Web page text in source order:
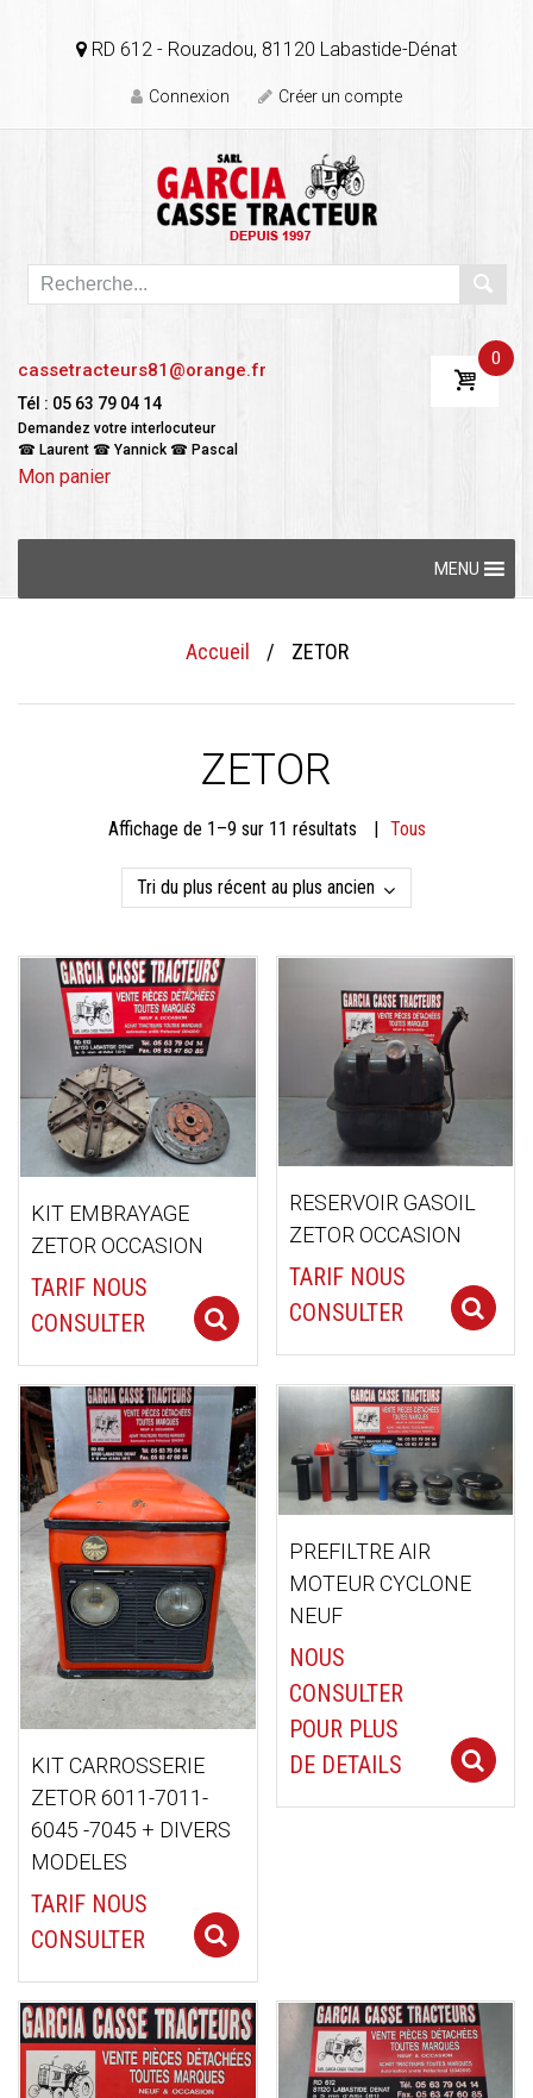
RD 612 - Rouzadou, 81120 Labastide-Dénat
Connexion Créer un compte
cassetracteurs81@orange.fr
Tél : 05 63 79 04 14
Demandez votre interlocuteur
☎ Laurent ☎ Yannick ☎ Pascal
Mon panier
0
MENU
Accueil / ZETOR
ZETOR
Affichage de 1–9 sur 11 résultatsTrié
du
plus
au
plus
ancien
Tous
KIT EMBRAYAGE
ZETOR OCCASION
TARIF NOUS
CONSULTER
Select options
RESERVOIR GASOIL
ZETOR OCCASION
TARIF NOUS
CONSULTER
KIT CARROSSERIE
ZETOR 6011-7011-
6045 -7045 + DIVERS
MODELES
TARIF NOUS
CONSULTER
PREFILTRE AIR
MOTEUR CYCLONE
NEUF
NOUS
CONSULTER
POUR PLUS
DE DETAILS